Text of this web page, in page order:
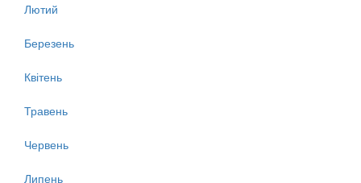
Лютий
Березень
Квітень
Травень
Червень
Липень